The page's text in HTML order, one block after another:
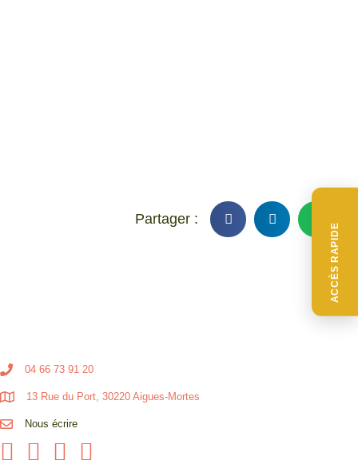
ACCÈS RAPIDE
04 66 73 91 20
13 Rue du Port, 30220 Aigues-Mortes
Nous écrire